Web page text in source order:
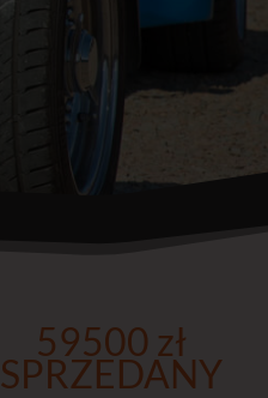
59500 zł
SPRZEDANY